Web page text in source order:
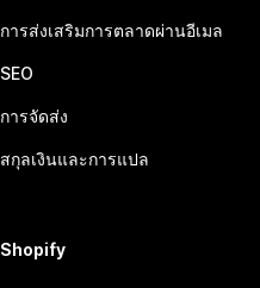
การส่งเสริมการตลาดผ่านอีเมล
SEO
การจัดส่ง
สกุลเงินและการแปล
Shopify